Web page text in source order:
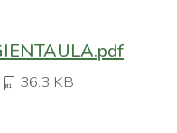
36.3 KB